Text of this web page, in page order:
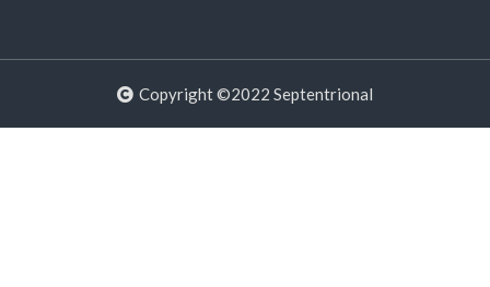
Copyright ©2022 Septentrional